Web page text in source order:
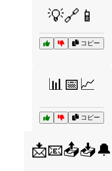
💡🔗📱
コピー
📊📅📈
コピー
📩📧📤📥🔔